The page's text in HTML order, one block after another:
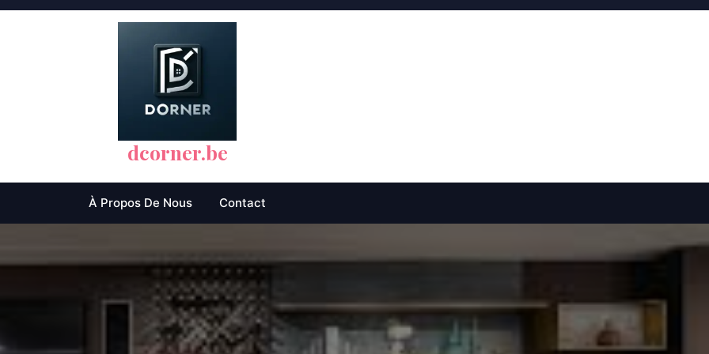
dcorner.be
À Propos De Nous Contact